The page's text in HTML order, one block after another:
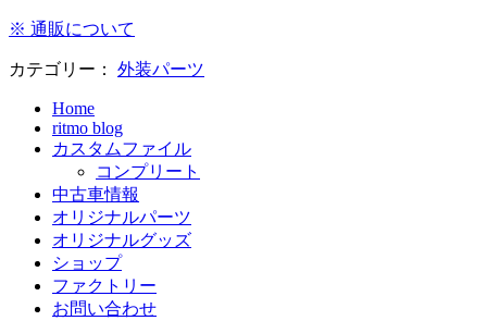
※ 通販について
カテゴリー： 外装パーツ
Home
ritmo blog
カスタムファイル
コンプリート
中古車情報
オリジナルパーツ
オリジナルグッズ
ショップ
ファクトリー
お問い合わせ